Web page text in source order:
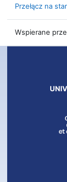
Przełącz na
Wspierane